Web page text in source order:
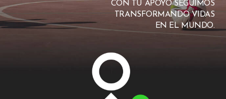
CON TU APOYO SEGUIMOS
TRANSFORMANDO VIDAS
EN EL MUNDO.